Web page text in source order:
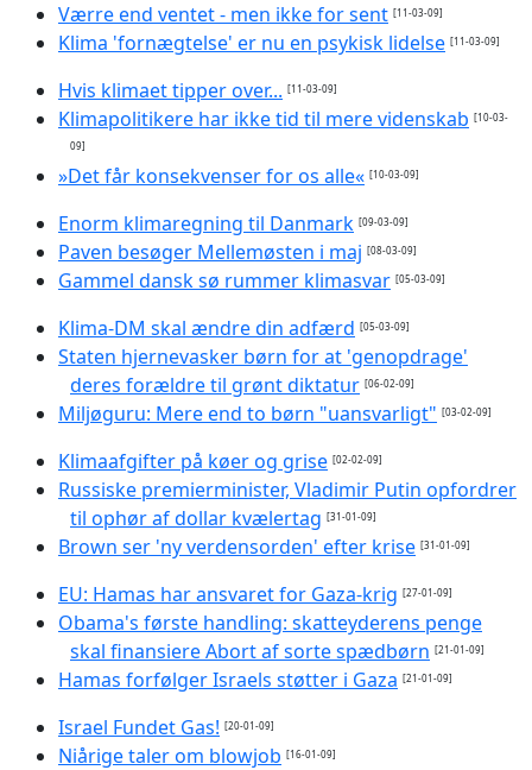
Værre end ventet - men ikke for sent [11-03-09]
Klima 'fornægtelse' er nu en psykisk lidelse [11-03-09]
Hvis klimaet tipper over... [11-03-09]
Klimapolitikere har ikke tid til mere videnskab [10-03-
09]
»Det får konsekvenser for os alle« [10-03-09]
Enorm klimaregning til Danmark [09-03-09]
Paven besøger Mellemøsten i maj [08-03-09]
Gammel dansk sø rummer klimasvar [05-03-09]
Klima-DM skal ændre din adfærd [05-03-09]
Staten hjernevasker børn for at 'genopdrage'
deres forældre til grønt diktatur [06-02-09]
Miljøguru: Mere end to børn "uansvarligt" [03-02-09]
Klimaafgifter på køer og grise [02-02-09]
Russiske premierminister, Vladimir Putin opfordrer
til ophør af dollar kvælertag [31-01-09]
Brown ser 'ny verdensorden' efter krise [31-01-09]
EU: Hamas har ansvaret for Gaza-krig [27-01-09]
Obama's første handling: skatteyderens penge
skal finansiere Abort af sorte spædbørn [21-01-09]
Hamas forfølger Israels støtter i Gaza [21-01-09]
Israel Fundet Gas! [20-01-09]
Niårige taler om blowjob [16-01-09]